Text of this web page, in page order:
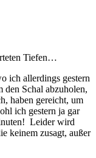
Tiefen…
ich allerdings gestern
den Schal abzuholen,
haben gereicht, um
ich gestern ja gar
Leider wird
keinem zusagt, außer